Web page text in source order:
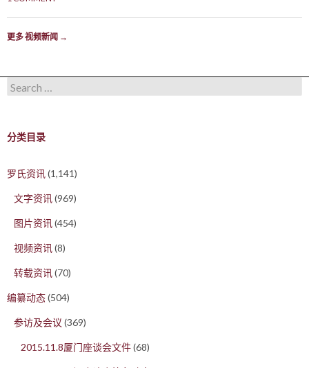
更多 视频新闻 →
Search for:
分类目录
罗氏资讯(1,141)
文字资讯(969)
图片资讯(454)
视频资讯(8)
转载资讯(70)
编纂动态(504)
参访及会议 (369)
2015.11.8厦门座谈会文件(68)